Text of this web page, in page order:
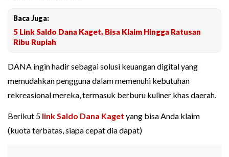
Baca Juga:
5 Link Saldo Dana Kaget, Bisa Klaim Hingga Ratusan
Ribu Rupiah
DANA ingin hadir sebagai solusi keuangan digital yang
memudahkan pengguna dalam memenuhi kebutuhan
rekreasional mereka, termasuk berburu kuliner khas daerah.
Berikut 5 link Saldo Dana Kaget yang bisa Anda klaim
(kuota terbatas, siapa cepat dia dapat)